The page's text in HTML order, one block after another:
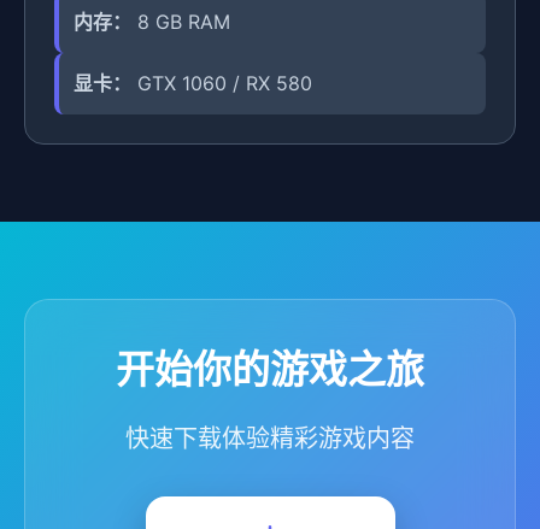
内存： 8 GB RAM
显卡： GTX 1060 / RX 580
开始你的游戏之旅
快速下载体验精彩游戏内容